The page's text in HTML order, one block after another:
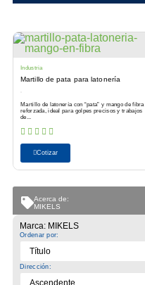
Marca: MIKELS
Ordenar por:
Dirección:
Acerca de:
MIKELS
Industria
Martillo de pata para latonería
Martillo de latonería con “pata” y mango de fibra
reforzada, ideal para golpes precisos y trabajos
de...
Cotizar